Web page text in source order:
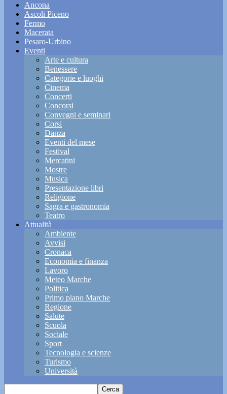
Ancona
Ascoli Piceno
Fermo
Macerata
Pesaro-Urbino
Eventi
Arte e cultura
Benessere
Categorie e luoghi
Cinema
Concerti
Concorsi
Convegni e seminari
Corsi
Danza
Eventi del mese
Festival
Mercatini
Mostre
Musica
Presentazione libri
Religione
Sagra e gastronomia
Teatro
Attualità
Ambiente
Avvisi
Cronaca
Economia e finanza
Lavoro
Meteo Marche
Politica
Primo piano Marche
Regione
Salute
Scuola
Sociale
Sport
Tecnologia e scienze
Turismo
Università